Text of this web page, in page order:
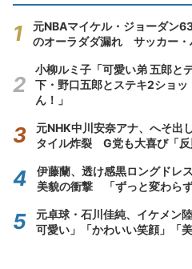
元NBAマイケル・ジョーダン
のオーラダダ漏れ サッカー・
小柳ルミ子「可愛い弟 五郎と
下・野口五郎とステキ2ショ
ん！」
元NHK中川安奈アナ、へそ出
タイル炸裂 G党も大喜び「反
伊藤蘭、透け感黒ロングドレ
美貌の衝撃 「ずっと変わらず
元卓球・石川佳純、イケメン
可愛い」「かわいい笑顔」「